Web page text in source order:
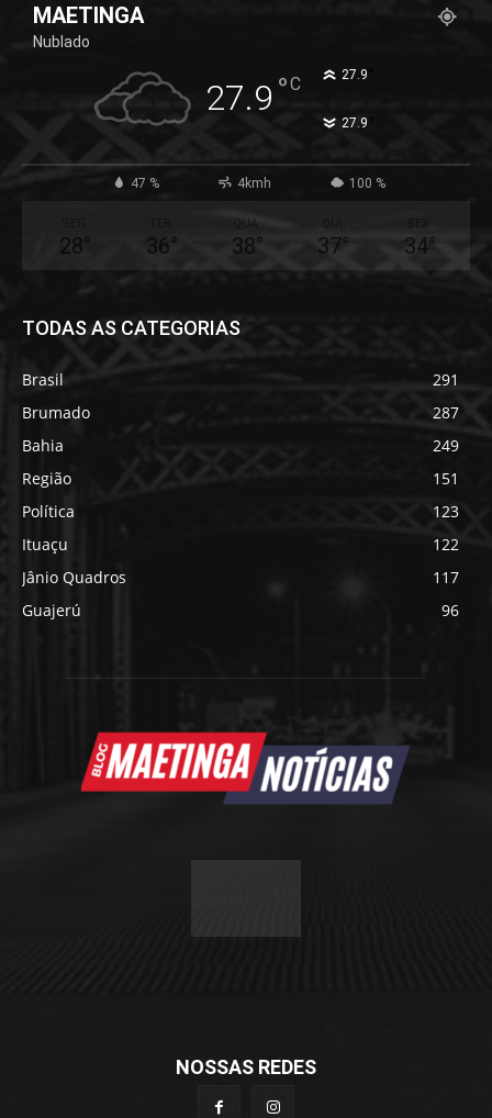
MAETINGA
Nublado
27.9 °C 27.9
27.9
47 % 4kmh 100 %
28° 36°
QUA
38° 37° 34°
TODAS AS CATEGORIAS
Brasil
291
Brumado
287
Bahia
249
Região
151
Política
123
Ituaçu
122
Jânio Quadros
117
Guajerú
96
NOSSAS REDES